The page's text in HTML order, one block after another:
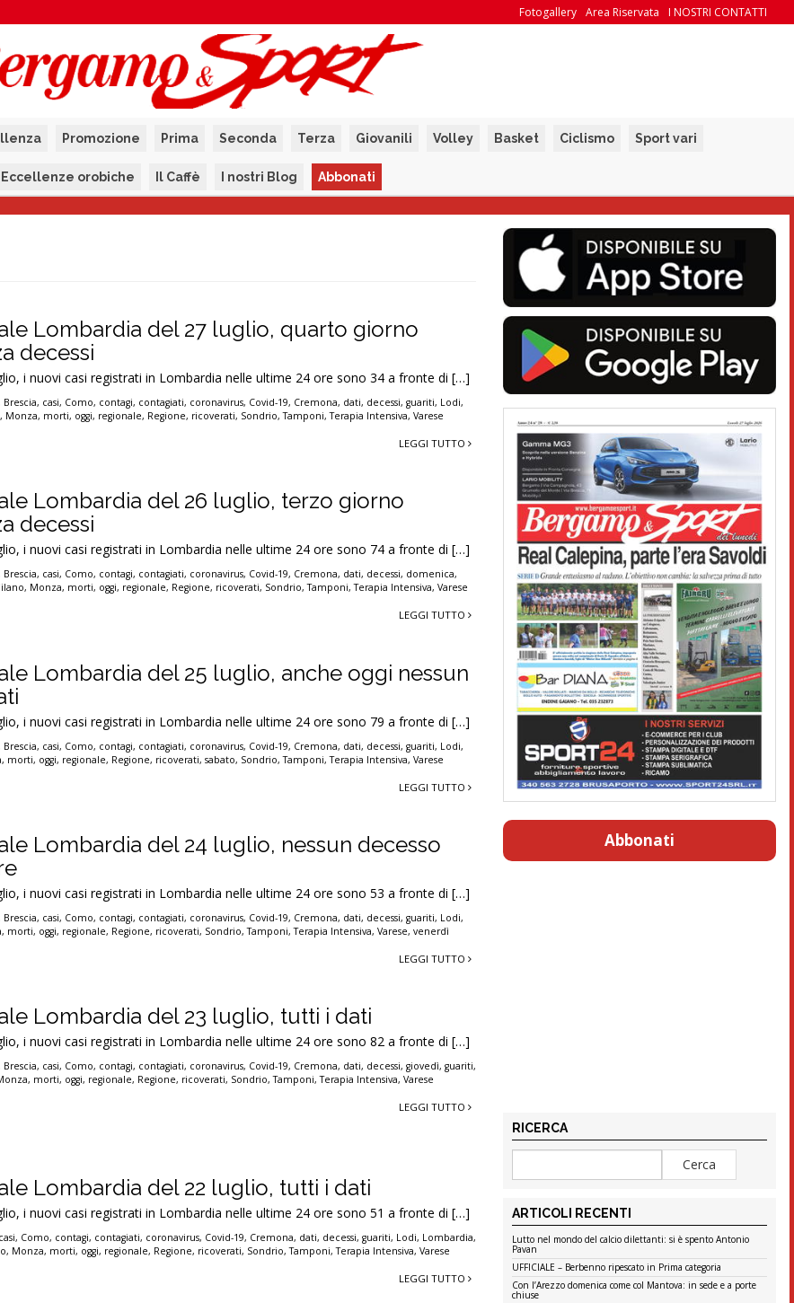
I NOSTRI CONTATTI
Area Riservata
Fotogallery
Promozione Prima Seconda Terza Giovanili Volley Basket Ciclismo Sport vari
Eccellenze orobiche Il Caffè I nostri Blog Abbonati
Lombardia del 27 luglio, quarto giorno
decessi
i nuovi casi registrati in Lombardia nelle ultime 24 ore sono 34 a fronte di […]
Brescia, casi, Como, contagi, contagiati, coronavirus, Covid-19, Cremona, dati, decessi,guariti, Lodi,
, Monza, morti, oggi, regionale, Regione, ricoverati, Sondrio,Tamponi,Terapia Intensiva,Varese
LEGGI TUTTO
Lombardia del 26 luglio, terzo giorno
decessi
i nuovi casi registrati in Lombardia nelle ultime 24 ore sono 74 a fronte di […]
Brescia, casi, Como, contagi, contagiati, coronavirus, Covid-19, Cremona, dati, decessi, domenica,
, Monza, morti, oggi, regionale, Regione, ricoverati, Sondrio,Tamponi,Terapia Intensiva,Varese
LEGGI TUTTO
Lombardia del 25 luglio, anche oggi nessun
i nuovi casi registrati in Lombardia nelle ultime 24 ore sono 79 a fronte di […]
Brescia, casi, Como, contagi, contagiati, coronavirus, Covid-19, Cremona, dati, decessi,guariti, Lodi,
, morti, oggi, regionale, Regione, ricoverati,sabato, Sondrio,Tamponi,Terapia Intensiva,Varese
LEGGI TUTTO
Lombardia del 24 luglio, nessun decesso
i nuovi casi registrati in Lombardia nelle ultime 24 ore sono 53 a fronte di […]
Brescia, casi, Como, contagi, contagiati, coronavirus, Covid-19, Cremona, dati, decessi,guariti, Lodi,
, morti, oggi, regionale, Regione, ricoverati, Sondrio,Tamponi,Terapia Intensiva,Varese,venerdì
LEGGI TUTTO
Lombardia del 23 luglio, tutti i dati
i nuovi casi registrati in Lombardia nelle ultime 24 ore sono 82 a fronte di […]
Brescia, casi, Como, contagi, contagiati, coronavirus, Covid-19, Cremona, dati, decessi,giovedì,guariti,
, morti, oggi, regionale, Regione, ricoverati, Sondrio,Tamponi,Terapia Intensiva,Varese
LEGGI TUTTO
Lombardia del 22 luglio, tutti i dati
i nuovi casi registrati in Lombardia nelle ultime 24 ore sono 51 a fronte di […]
casi, Como, contagi, contagiati, coronavirus, Covid-19, Cremona, dati, decessi,guariti, Lodi, Lombardia,
, Monza, morti, oggi, regionale, Regione, ricoverati, Sondrio,Tamponi,Terapia Intensiva,Varese
LEGGI TUTTO
Abbonati
RICERCA
ARTICOLI RECENTI
Lutto nel mondo del calcio dilettanti: si è spento Antonio
Pavan
UFFICIALE – Berbenno ripescato in Prima categoria
Con l’Arezzo domenica come col Mantova: in sede e a porte
chiuse